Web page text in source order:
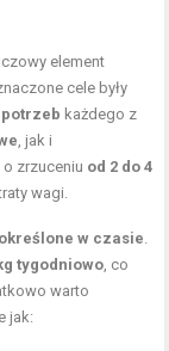
element
cele były
każdego z
, jak i
zrzuceniu od 2 do 4
wagi.
określone w czasie.
tygodniowo, co
warto
jak: